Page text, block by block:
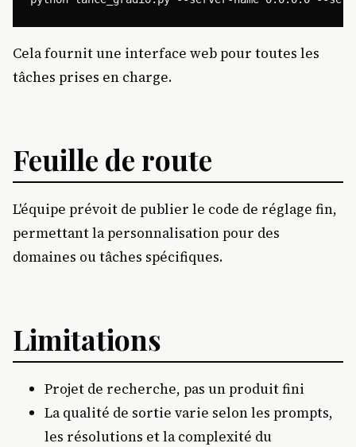
Cela fournit une interface web pour toutes les
tâches prises en charge.
Feuille de route
L'équipe prévoit de publier le code de réglage fin,
permettant la personnalisation pour des
domaines ou tâches spécifiques.
Limitations
Projet de recherche, pas un produit fini
La qualité de sortie varie selon les prompts,
les résolutions et la complexité du